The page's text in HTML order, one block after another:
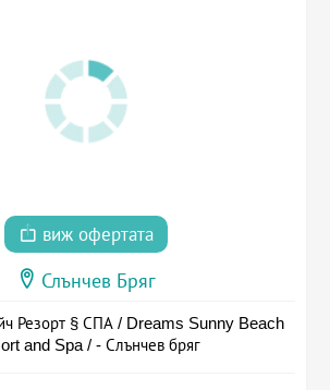
виж офертата
Слънчев Бряг
Резорт § СПА / Dreams Sunny Beach
and Spa / - Слънчев бряг